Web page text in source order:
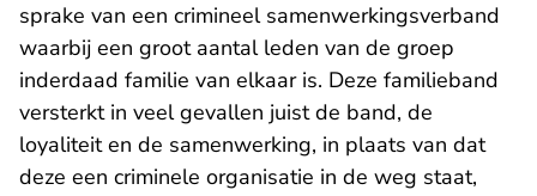
sprake van een crimineel samenwerkingsverband
waarbij een groot aantal leden van de groep
inderdaad familie van elkaar is. Deze familieband
versterkt in veel gevallen juist de band, de
loyaliteit en de samenwerking, in plaats van dat
deze een criminele organisatie in de weg staat,